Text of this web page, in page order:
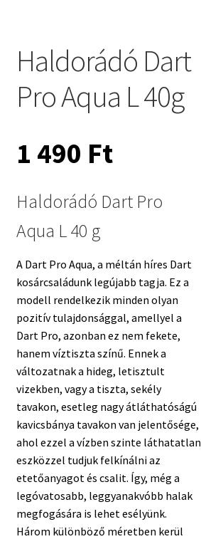
Haldorádó Dart
Pro Aqua L 40g
1 490 Ft
Haldorádó Dart Pro
Aqua L 40 g
A Dart Pro Aqua, a méltán híres Dart
kosárcsaládunk legújabb tagja. Ez a
modell rendelkezik minden olyan
pozitív tulajdonsággal, amellyel a
Dart Pro, azonban ez nem fekete,
hanem víztiszta színű. Ennek a
változatnak a hideg, letisztult
vizekben, vagy a tiszta, sekély
tavakon, esetleg nagy átláthatóságú
kavicsbánya tavakon van jelentősége,
ahol ezzel a vízben szinte láthatatlan
eszközzel tudjuk felkínálni az
etetőanyagot és csalit. Így, még a
legóvatosabb, leggyanakvóbb halak
megfogására is lehet esélyünk.
Három különböző méretben kerül